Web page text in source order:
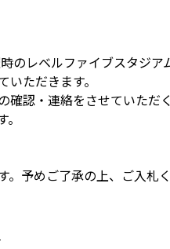
のレベルファイブスタジア
ただきます。
認・連絡をさせていただ
予めご了承の上、ご入札く